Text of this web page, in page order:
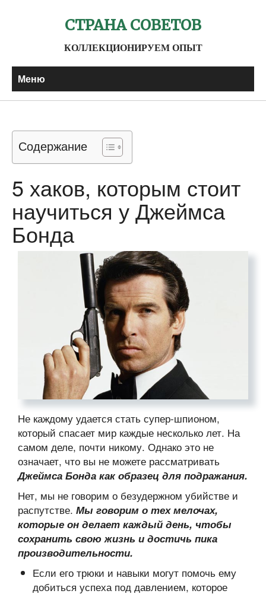
СТРАНА СОВЕТОВ
КОЛЛЕКЦИОНИРУЕМ ОПЫТ
Меню
Содержание
5 хаков, которым стоит
научиться у Джеймса
Бонда
Не каждому удается стать супер-шпионом,
который спасает мир каждые несколько лет. На
самом деле, почти никому. Однако это не
означает, что вы не можете рассматривать
Джеймса Бонда как образец для подражания.
Нет, мы не говорим о безудержном убийстве и
распутстве. Мы говорим о тех мелочах,
которые он делает каждый день, чтобы
сохранить свою жизнь и достичь пика
производительности.
Если его трюки и навыки могут помочь ему
добиться успеха под давлением, которое